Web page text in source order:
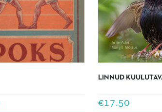
LINNUD
€17.50